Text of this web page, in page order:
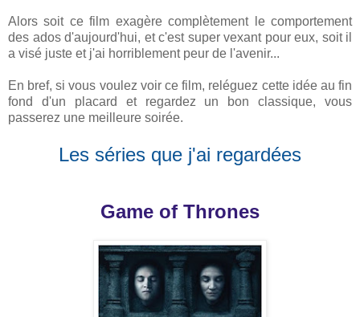
Alors soit ce film exagère complètement le comportement
des ados d'aujourd'hui, et c'est super vexant pour eux, soit il
a visé juste et j'ai horriblement peur de l'avenir...
En bref, si vous voulez voir ce film, reléguez cette idée au fin
fond d'un placard et regardez un bon classique, vous
passerez une meilleure soirée.
Les séries que j'ai regardées
Game of Thrones